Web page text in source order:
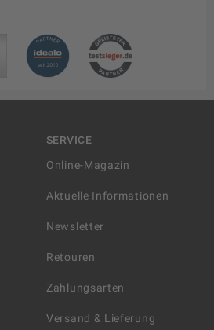
SERVICE
Online-Magazin
Aktuelle Informationen
Newsletter
Retouren
Zahlungsarten
Versand & Lieferung